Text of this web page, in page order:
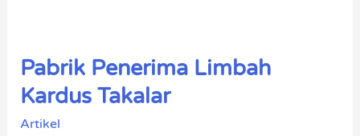
Pabrik Penerima Limbah
Kardus Takalar
Artikel
Pabrik
Penerima
Limbah
Kardus